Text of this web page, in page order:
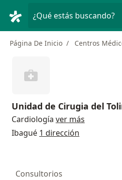
¿Qué estás buscando?
Página De Inicio Centros
Unidad de Cirugia del
Cardiología ver más
Ibagué 1 dirección
Consultorios